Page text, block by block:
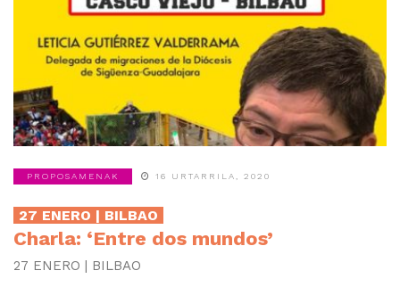
PROPOSAMENAK 16 URTARRILA, 2020
27 ENERO | BILBAO
Charla: ‘Entre dos mundos’
27 ENERO | BILBAO